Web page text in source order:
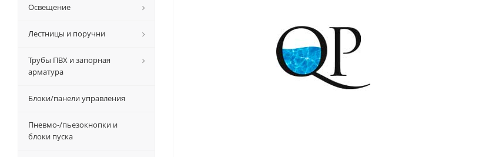
Освещение
Лестницы и поручни
Трубы ПВХ и запорная
арматура
Блоки/панели управления
Пневмо-/пьезокнопки и
блоки пуска